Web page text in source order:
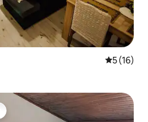
5 (16)